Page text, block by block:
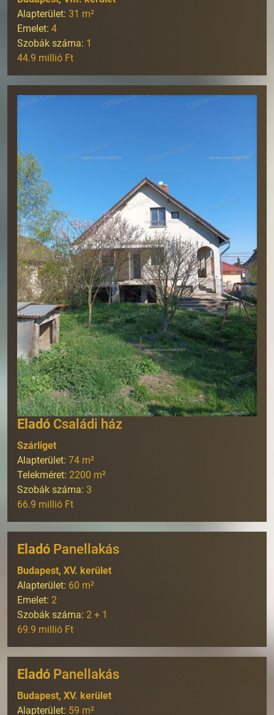
Alapterület: 31 m²
Emelet: 4
Szobák száma: 1
44.9 millió Ft
Eladó Családi ház
Szárliget
Alapterület: 74 m²
Telekméret: 2200 m²
Szobák száma: 3
66.9 millió Ft
Eladó Panellakás
Budapest, XV. kerület
Alapterület: 60 m²
Emelet: 2
Szobák száma: 2 + 1
69.9 millió Ft
Eladó Panellakás
Budapest, XV. kerület
Alapterület: 59 m²